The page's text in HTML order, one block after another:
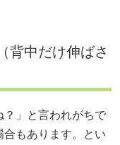
背中だけ伸ばさ
？」と言われがちで
もあります。とい